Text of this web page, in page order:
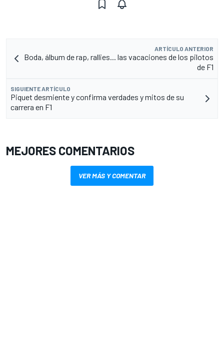
ARTÍCULO ANTERIOR
Boda, álbum de rap, rallies... las vacaciones de los pilotos
de F1
SIGUIENTE ARTÍCULO
Piquet desmiente y confirma verdades y mitos de su
carrera en F1
MEJORES COMENTARIOS
VER MÁS Y COMENTAR